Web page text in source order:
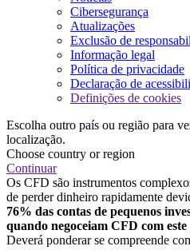
Cibersegurança
Atualizações
Exclusão de
Informação legal
Política de privacidade
Declaração de
Definições de cookies
Escolha outro país ou região para
localização.
Choose country or region
Continuar
Os CFD são instrumentos
de perder dinheiro rapidamente
76% das contas de pequenos
quando negoceiam CFD com
Deverá ponderar se compreende